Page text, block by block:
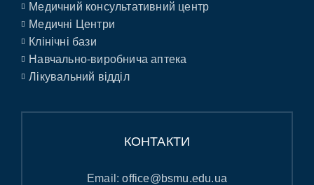
Медичний консультативний центр
Медичні Центри
Клінічні бази
Навчально-виробнича аптека
Лікувальний відділ
КОНТАКТИ
Email:office@bsmu.edu.ua